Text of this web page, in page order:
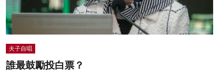
夫子自唱
誰最鼓勵投白票？